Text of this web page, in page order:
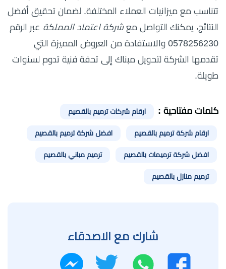
تتناسب مع ميزانيات العملاء المختلفة. لضمان تحقيق أفضل
النتائج، يمكنك التواصل معشركة اعتماد المملكة عبر الرقم
0578256230 والاستفادة من العروض المميزة التي
تقدمها الشركة لتحويل مبناك إلى تحفة فنية تدوم لسنوات
طويلة.
كلمات مفتاحية : ارقام شركات ترميم بالقصيم
ارقام شركة ترميم بالقصيم افضل شركة ترميم بالقصيم
افضل شركة ترميمات بالقصيم ترميم مباني بالقصيم
ترميم منازل بالقصيم
شارك مع الاصدقاء
فيسبوك
واتساب تويتر